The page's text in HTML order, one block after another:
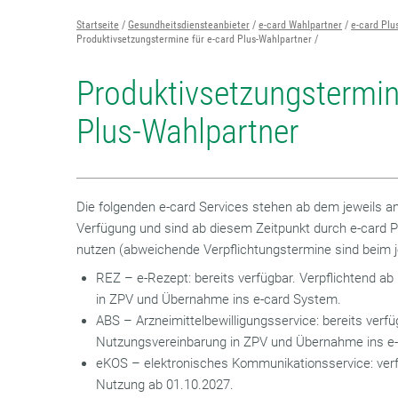
Startseite Gesundheitsdiensteanbieter e-card Wahlpartner
e-card
Produktivsetzungstermine für e-card Plus-Wahlpartner
Plus-Wahlpartner
Die folgenden e-card Services stehen ab dem jeweils
Verfügung und sind ab diesem Zeitpunkt durch e-card
nutzen (abweichende Verpflichtungstermine sind beim
REZ – e-Rezept: bereits verfügbar. Verpflichtend
in ZPV und Übernahme ins e-card System.
ABS – Arzneimittelbewilligungsservice: bereits
Nutzungsvereinbarung in ZPV und Übernahme ins
eKOS – elektronisches Kommunikationsservice:
Nutzung ab 01.10.2027.